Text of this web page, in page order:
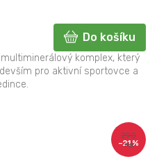
Do košíku
komplex, který
pro aktivní sportovce a
290
Kč
–21 %